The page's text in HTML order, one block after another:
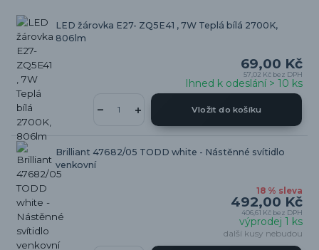
LED žárovka E27- ZQ5E41 , 7W Teplá bílá 2700K,
806lm
69,00 Kč
57,02 Kč bez DPH
Ihned k odeslání > 10 ks
Vložit do košíku
Brilliant 47682/05 TODD white - Nástěnné svítidlo
venkovní
18 % sleva
492,00 Kč
406,61 Kč bez DPH
výprodej 1 ks
další kusy nebudou